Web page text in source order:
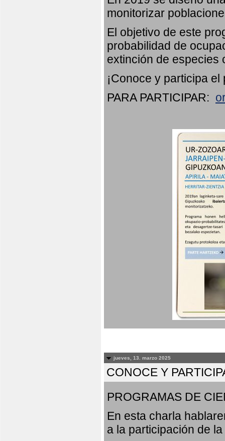
monitorizar
El objetivo de este
probabilidad de
extinción de especies
¡Conoce y participa
PARA PARTICIPAR:
jueves, 13. marzo 2025
CONOCE Y
PROGRAMAS DE
En esta charla
a la participación de